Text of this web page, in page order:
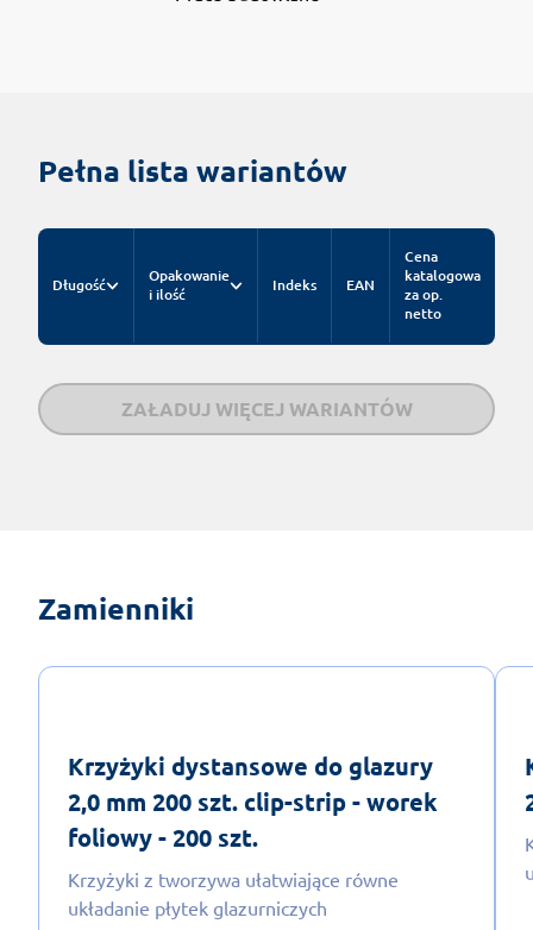
Pełna lista wariantów
Długość
Opakowanie
i ilość
Indeks EAN
Cena
katalogowa
za op.
netto
ZAŁADUJ WIĘCEJ WARIANTÓW
Zamienniki
Krzyżyki dystansowe do glazury
2,0 mm 200 szt. clip-strip - worek
foliowy - 200 szt.
Krzyżyki z tworzywa ułatwiające równe
układanie płytek glazurniczych